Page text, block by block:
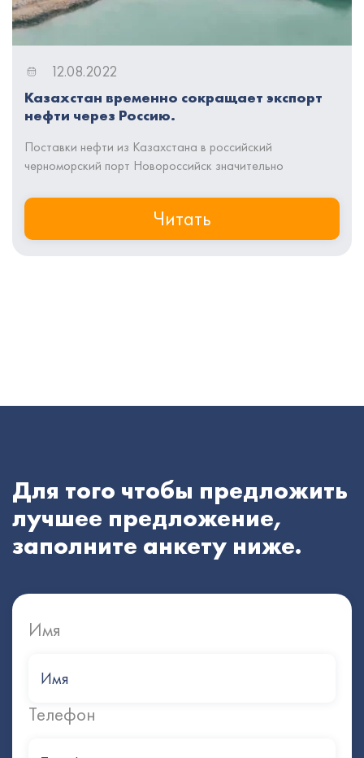
12.08.2022
Казахстан временно сокращает экспорт
нефти через Россию.
Поставки нефти из Казахстана в российский
черноморский порт Новороссийск значительно
двух крупных нефтяных месторождениях страны,
сообщают Каспийские новости.
Читать
Для того чтобы предложить
лучшее предложение,
заполните анкету ниже.
Имя
Телефон